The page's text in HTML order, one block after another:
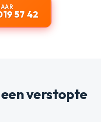
57 42
verstopte